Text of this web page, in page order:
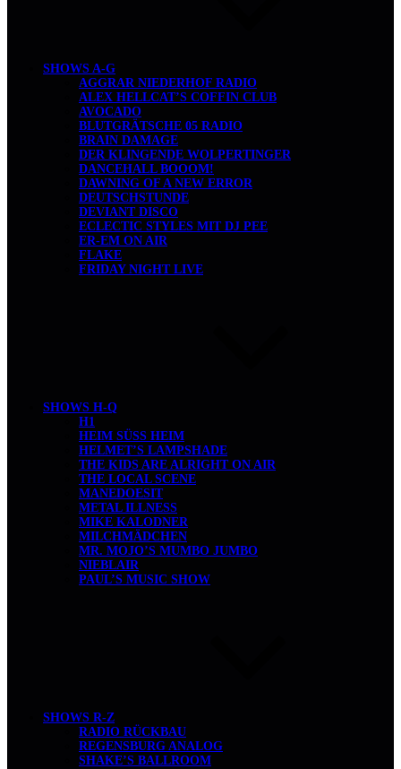
SHOWS A-G
AGGRAR NIEDERHOF RADIO
ALEX HELLCAT’S COFFIN CLUB
AVOCADO
BLUTGRÄTSCHE 05 RADIO
BRAIN DAMAGE
DER KLINGENDE WOLPERTINGER
DANCEHALL BOOOM!
DAWNING OF A NEW ERROR
DEUTSCHSTUNDE
DEVIANT DISCO
ECLECTIC STYLES MIT DJ PEE
ER-EM ON AIR
FLAKE
FRIDAY NIGHT LIVE
SHOWS H-Q
H1
HEIM SÜSS HEIM
HELMET’S LAMPSHADE
THE KIDS ARE ALRIGHT ON AIR
THE LOCAL SCENE
MANEDOESIT
METAL ILLNESS
MIKE KALODNER
MILCHMÄDCHEN
MR. MOJO’S MUMBO JUMBO
NIEBLAIR
PAUL’S MUSIC SHOW
SHOWS R-Z
RADIO RÜCKBAU
REGENSBURG ANALOG
SHAKE’S BALLROOM